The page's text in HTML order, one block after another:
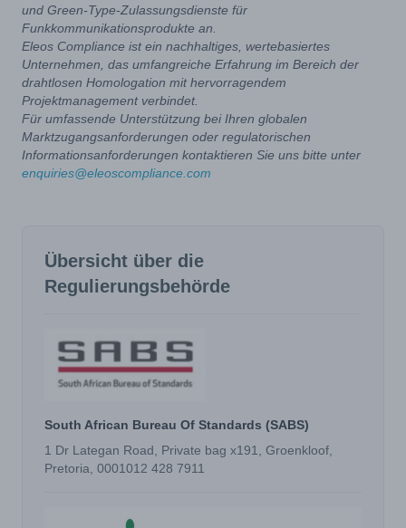
und Green-Type-Zulassungsdienste für
Funkkommunikationsprodukte an.
Eleos Compliance ist ein nachhaltiges, wertebasiertes
Unternehmen, das umfangreiche Erfahrung im Bereich der
drahtlosen Homologation mit hervorragendem
Projektmanagement verbindet.
Für umfassende Unterstützung bei Ihren globalen
Marktzugangsanforderungen oder regulatorischen
Informationsanforderungen kontaktieren Sie uns bitte unter
enquiries@eleoscompliance.com
Übersicht über die
Regulierungsbehörde
South African Bureau Of Standards (SABS)
1 Dr Lategan Road, Private bag x191, Groenkloof,
Pretoria, 0001012 428 7911